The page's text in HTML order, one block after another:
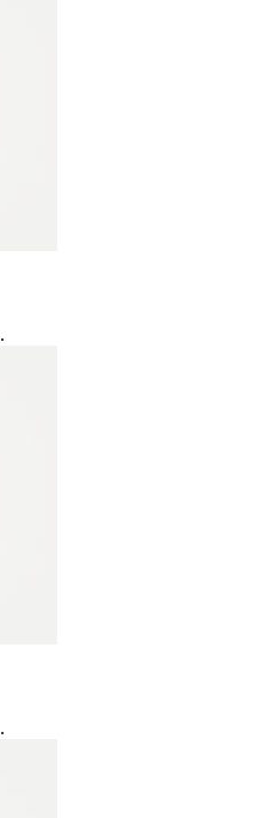
.
.